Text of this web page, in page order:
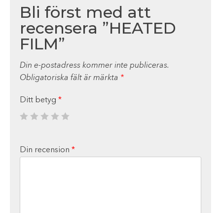
Bli först med att
recensera ”HEATED
FILM”
Din e-postadress kommer inte publiceras.
Obligatoriska fält är märkta *
Ditt betyg *
Din recension *